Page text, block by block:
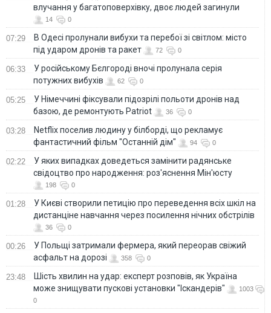
влучання у багатоповерхівку, двоє людей загинули
14 0
07:29
В Одесі пролунали вибухи та перебої зі світлом: місто
під ударом дронів та ракет
72 0
06:33
У російському Бєлгороді вночі пролунала серія
потужних вибухів
62 0
05:25
У Німеччині фіксували підозрілі польоти дронів над
базою, де ремонтують Patriot
36 0
03:28
Netflix поселив людину у білборді, що рекламує
фантастичний фільм "Останній дім"
94 0
02:22
У яких випадках доведеться замінити радянське
свідоцтво про народження: роз'яснення Мін'юсту
198 0
01:28
У Києві створили петицію про переведення всіх шкіл на
дистанціне навчання через посилення нічних обстрілів
36 0
00:26
У Польщі затримали фермера, який переорав свіжий
асфальт на дорозі
358 0
23:48
Шість хвилин на удар: експерт розповів, як Україна
може знищувати пускові установки "Іскандерів"
1003
0